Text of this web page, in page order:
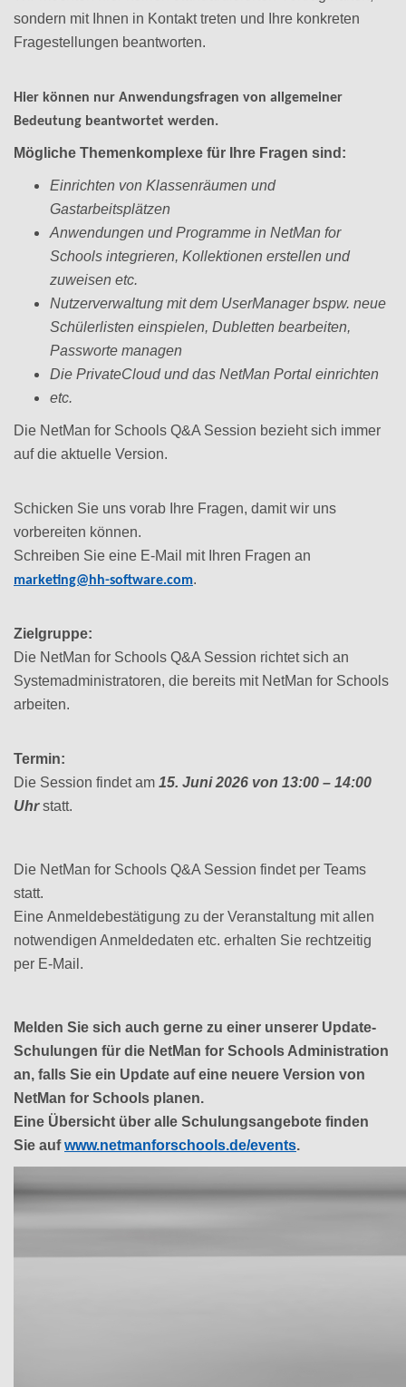
sondern mit Ihnen in Kontakt treten und Ihre konkreten
Fragestellungen beantworten.
Hier können nur Anwendungsfragen von allgemeiner
Bedeutung beantwortet werden.
Mögliche Themenkomplexe für Ihre Fragen sind:
Einrichten von Klassenräumen und
Gastarbeitsplätzen
Anwendungen und Programme in NetMan for
Schools integrieren, Kollektionen erstellen und
zuweisen etc.
Nutzerverwaltung mit dem UserManager bspw. neue
Schülerlisten einspielen, Dubletten bearbeiten,
Passworte managen
Die PrivateCloud und das NetMan Portal einrichten
etc.
Die NetMan for Schools Q&A Session bezieht sich immer
auf die aktuelle Version.
Schicken Sie uns vorab Ihre Fragen, damit wir uns
vorbereiten können.
Schreiben Sie eine E-Mail mit Ihren Fragen an
marketing@hh-software.com.
Zielgruppe:
Die NetMan for Schools Q&A Session richtet sich an
Systemadministratoren, die bereits mit NetMan for Schools
arbeiten.
Termin:
Die Session findet am 15. Juni 2026 von 13:00 – 14:00
Uhrstatt.
Die NetMan for Schools Q&A Session findet per Teams
statt.
Eine Anmeldebestätigung zu der Veranstaltung mit allen
notwendigen Anmeldedaten etc. erhalten Sie rechtzeitig
per E-Mail.
Melden Sie sich auch gerne zu einer unserer Update-
Schulungen für die NetMan for Schools Administration
an, falls Sie ein Update auf eine neuere Version von
NetMan for Schools planen.
Eine Übersicht über alle Schulungsangebote finden
Sie aufwww.netmanforschools.de/events.